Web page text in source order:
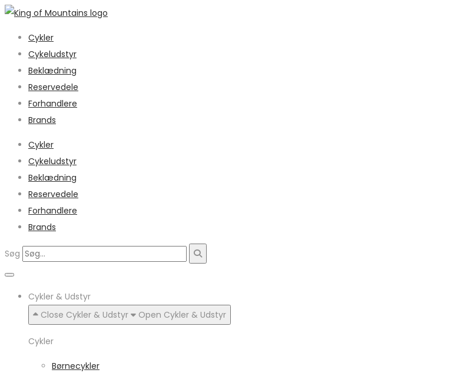
Cykler
Cykeludstyr
Beklædning
Reservedele
Forhandlere
Brands
Cykler
Cykeludstyr
Beklædning
Reservedele
Forhandlere
Brands
Søg
Cykler & Udstyr
Close Cykler & Udstyr
Open Cykler & Udstyr
Cykler
Børnecykler